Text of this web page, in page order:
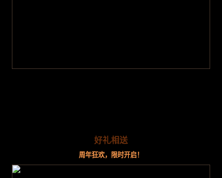
好礼相送
周年狂欢，限时开启！